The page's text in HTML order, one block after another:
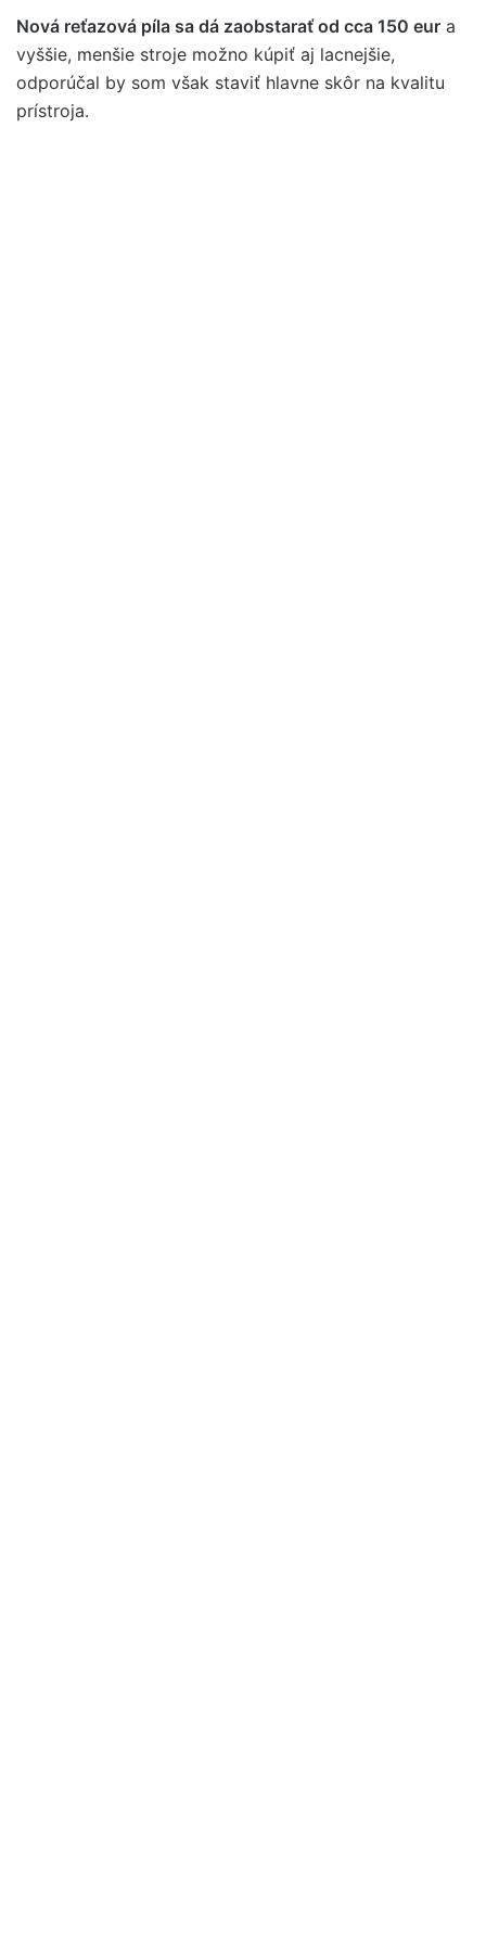
Nová reťazová píla sa dá zaobstarať od cca 150 eur a
vyššie, menšie stroje možno kúpiť aj lacnejšie,
odporúčal by som však staviť hlavne skôr na kvalitu
prístroja.